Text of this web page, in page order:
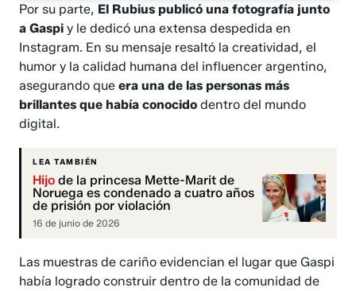
Por su parte, El Rubius publicó una fotografía junto
a Gaspiy le dedicó una extensa despedida en
Instagram. En su mensaje resaltó la creatividad, el
humor y la calidad humana del influencer argentino,
asegurando que era una de las personas más
brillantes que había conocidodentro del mundo
digital.
LEA TAMBIÉN
Hijo de la princesa Mette-Marit de
Noruega es condenado a cuatro años
de prisión por violación
16 de junio de 2026
Las muestras de cariño evidencian el lugar que Gaspi
había logrado construir dentro de la comunidad de